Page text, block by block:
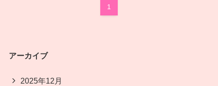
1
アーカイブ
2025年12月